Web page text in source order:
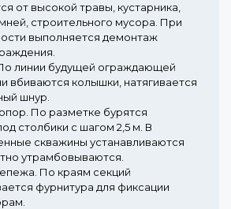
от высокой травы, кустарника,
строительного мусора. При
выполняется демонтаж
линии будущей ограждающей
вбиваются колышки, натягивается
шнур.
По разметке бурятся
столбики с шагом 2,5 м. В
скважины устанавливаются
утрамбовываются.
По краям секций
фурнитура для фиксации